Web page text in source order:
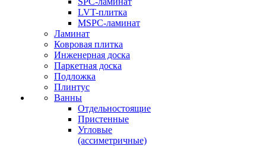
LVT-плитка
MSPC-ламинат
Ламинат
Ковровая плитка
Инженерная доска
Паркетная доска
Подложка
Плинтус
Ванны
Отдельностоящие
Пристенные
Угловые
(ассиметричные)